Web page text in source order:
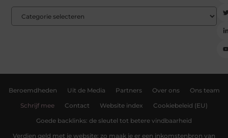
Beroemdheden Uit de Media Partners Over ons Ons team
Schrijf mee Contact Website index Cookiebeleid (EU)
Goede backlinks: de sleutel tot betere vindbaarheid
Verdien geld met je website: zo maak je er een inkomstenbron van